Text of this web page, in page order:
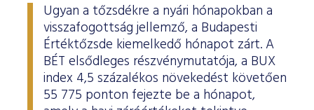
Ugyan a tőzsdékre a nyári hónapokban a
visszafogottság jellemző, a Budapesti
Értéktőzsde kiemelkedő hónapot zárt. A
BÉT elsődleges részvénymutatója, a BUX
index 4,5 százalékos növekedést követően
55 775 ponton fejezte be a hónapot,